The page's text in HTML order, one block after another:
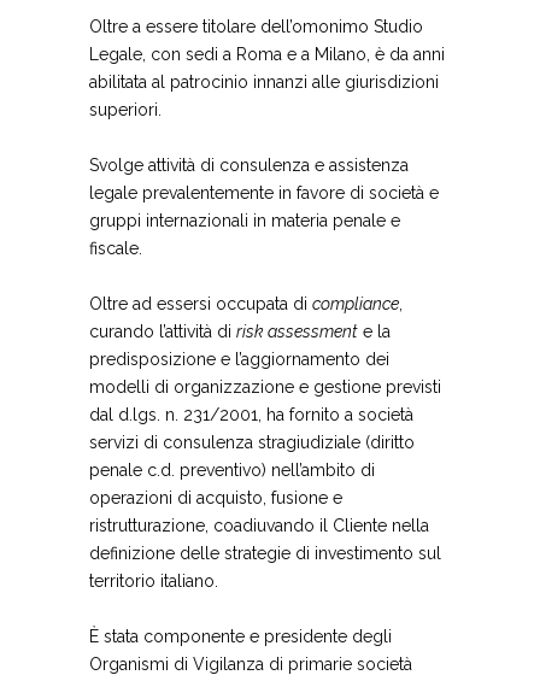
Oltre a essere titolare dell’omonimo Studio
Legale, con sedi a Roma e a Milano, è da anni
abilitata al patrocinio innanzi alle giurisdizioni
superiori.
Svolge attività di consulenza e assistenza
legale prevalentemente in favore di società e
gruppi internazionali in materia penale e
fiscale.
Oltre ad essersi occupata di compliance,
curando l’attività di risk assessment e la
predisposizione e l’aggiornamento dei
modelli di organizzazione e gestione previsti
dal d.lgs. n. 231/2001, ha fornito a società
servizi di consulenza stragiudiziale (diritto
penale c.d. preventivo) nell’ambito di
operazioni di acquisto, fusione e
ristrutturazione, coadiuvando il Cliente nella
definizione delle strategie di investimento sul
territorio italiano.
È stata componente e presidente degli
Organismi di Vigilanza di primarie società